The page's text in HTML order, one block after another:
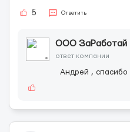
5 Ответить
ООО ЗаРаботай
ответ компании
Андрей ,